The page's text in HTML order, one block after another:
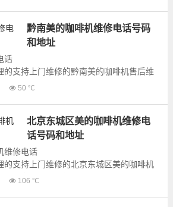
黔南美的咖啡机维修电话号码
和地址
话
的支持上门维修的黔南美的咖啡机售后维
可以为您提供美的咖啡机的各种型号咖
50 ℃
北京东城区美的咖啡机维修电
话号码和地址
维修电话
的支持上门维修的北京东城区美的咖啡机
信息，可以为您提供美的咖啡机的各种
106 ℃